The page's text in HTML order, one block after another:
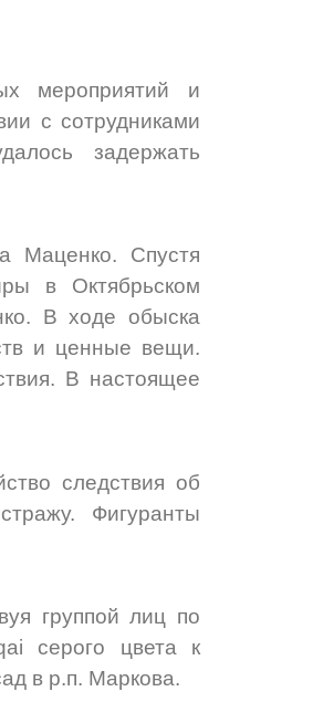
мероприятий и
с сотрудниками
задержать
Маценко. Спустя
в Октябрьском
В ходе обыска
и ценные вещи.
В настоящее
следствия об
Фигуранты
группой лиц по
серого цвета к
в р.п. Маркова.